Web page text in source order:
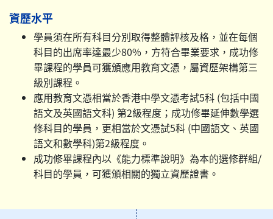
資歷水平
學員須在所有科目分別取得整體評核及格，並在每個
科目的出席率達最少80%，方符合畢業要求，成功修
畢課程的學員可獲頒應用教育文憑，屬資歷架構第三
級別課程。
應用教育文憑相當於香港中學文憑考試5科 (包括中國
語文及英國語文科) 第2級程度；成功修畢延伸數學選
修科目的學員，更相當於文憑試5科 (中國語文、英國
語文和數學科)第2級程度。
成功修畢課程內以《能力標準說明》為本的選修群組/
科目的學員，可獲頒相關的獨立資歷證書。